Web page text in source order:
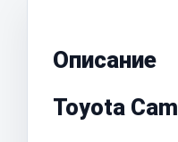
Описание
Toyota